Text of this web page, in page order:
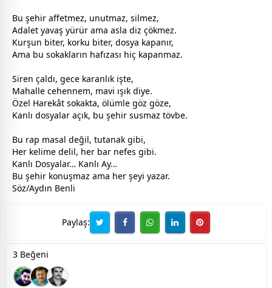
Bu şehir affetmez, unutmaz, silmez,
Adalet yavaş yürür ama asla diz çökmez.
Kurşun biter, korku biter, dosya kapanır,
Ama bu sokakların hafızası hiç kapanmaz.
Siren çaldı, gece karanlık işte,
Mahalle cehennem, mavi ışık diye.
Özel Harekât sokakta, ölümle göz göze,
Kanlı dosyalar açık, bu şehir susmaz tövbe.
Bu rap masal değil, tutanak gibi,
Her kelime delil, her bar nefes gibi.
Kanlı Dosyalar… Kanlı Ay…
Bu şehir konuşmaz ama her şeyi yazar.
Söz/Aydın Benli
Paylaş:
3 Beğeni